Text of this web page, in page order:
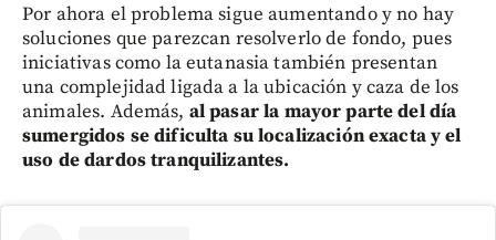
Por ahora el problema sigue aumentando y no hay
soluciones que parezcan resolverlo de fondo, pues
iniciativas como la eutanasia también presentan
una complejidad ligada a la ubicación y caza de los
animales. Además, al pasar la mayor parte del día
sumergidos se dificulta su localización exacta y el
uso de dardos tranquilizantes.